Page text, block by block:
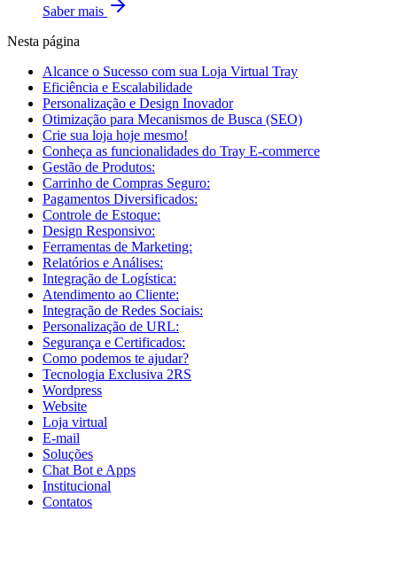
Saber mais
Nesta página
Alcance o Sucesso com sua Loja Virtual Tray
Eficiência e Escalabilidade
Personalização e Design Inovador
Otimização para Mecanismos de Busca (SEO)
Crie sua loja hoje mesmo!
Conheça as funcionalidades do Tray E-commerce
Gestão de Produtos:
Carrinho de Compras Seguro:
Pagamentos Diversificados:
Controle de Estoque:
Design Responsivo:
Ferramentas de Marketing:
Relatórios e Análises:
Integração de Logística:
Atendimento ao Cliente:
Integração de Redes Sociais:
Personalização de URL:
Segurança e Certificados:
Como podemos te ajudar?
Tecnologia Exclusiva 2RS
Wordpress
Website
Loja virtual
E-mail
Soluções
Chat Bot e Apps
Institucional
Contatos